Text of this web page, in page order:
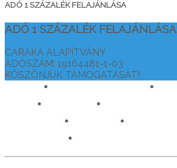
ADÓ 1 SZÁZALÉK FELAJÁNLÁSA
ADÓ 1 SZÁZALÉK FELAJÁNLÁSA
CARAKA ALAPÍTVÁNY
ADÓSZÁM: 19164481-1-03
KÖSZÖNJÜK TÁMOGATÁSÁT!
drtamasiajurveda.hu
caraka.hu
c911.info